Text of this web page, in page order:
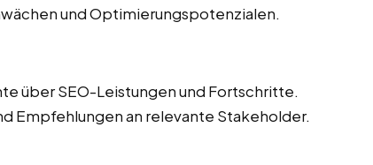
und Optimierungspotenzialen.
über SEO-Leistungen und Fortschritte.
Empfehlungen an relevante Stakeholder.